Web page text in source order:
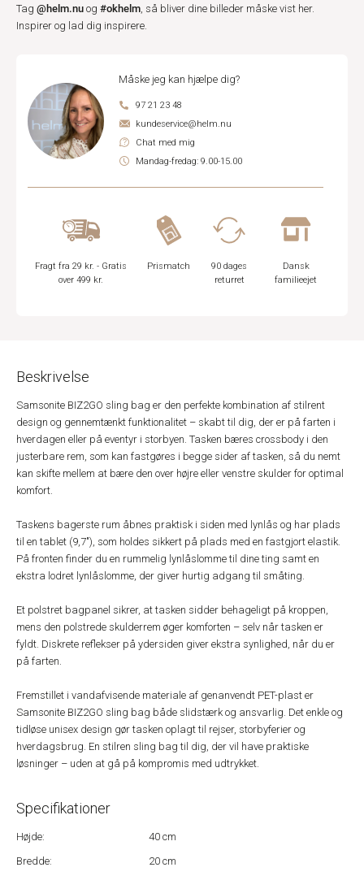
Tag @helm.nu og #okhelm, så bliver dine billeder måske vist her.
Inspirer og lad dig inspirere.
Måske jeg kan hjælpe dig?
97 21 23 48
kundeservice@helm.nu
Chat med mig
Mandag-fredag: 9.00-15.00
Fragt fra 29 kr. - Gratis
over 499 kr.
Prismatch
90 dages
returret
Dansk
familieejet
Beskrivelse
Samsonite BIZ2GO sling bag er den perfekte kombination af stilrent
design og gennemtænkt funktionalitet – skabt til dig, der er på farten i
hverdagen eller på eventyr i storbyen. Tasken bæres crossbody i den
justerbare rem, som kan fastgøres i begge sider af tasken, så du nemt
kan skifte mellem at bære den over højre eller venstre skulder for optimal
komfort.
Taskens bagerste rum åbnes praktisk i siden med lynlås og har plads
til en tablet (9,7"), som holdes sikkert på plads med en fastgjort elastik.
På fronten finder du en rummelig lynlåslomme til dine ting samt en
ekstra lodret lynlåslomme, der giver hurtig adgang til småting.
Et polstret bagpanel sikrer, at tasken sidder behageligt på kroppen,
mens den polstrede skulderrem øger komforten – selv når tasken er
fyldt. Diskrete reflekser på ydersiden giver ekstra synlighed, når du er
på farten.
Fremstillet i vandafvisende materiale af genanvendt PET-plast er
Samsonite BIZ2GO sling bag både slidstærk og ansvarlig. Det enkle og
tidløse unisex design gør tasken oplagt til rejser, storbyferier og
hverdagsbrug. En stilren sling bag til dig, der vil have praktiske
løsninger – uden at gå på kompromis med udtrykket.
Specifikationer
Højde:
40 cm
Bredde:
20 cm